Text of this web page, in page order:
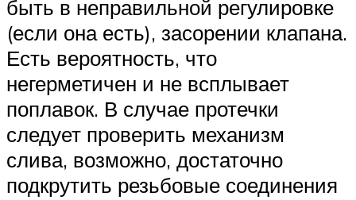
быть в неправильной регулировке
(если она есть), засорении клапана.
Есть вероятность, что
негерметичен и не всплывает
поплавок. В случае протечки
следует проверить механизм
слива, возможно, достаточно
подкрутить резьбовые соединения